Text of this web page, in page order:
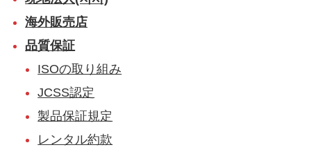
海外販売店
品質保証
ISOの取り組み
JCSS認定
製品保証規定
レンタル約款